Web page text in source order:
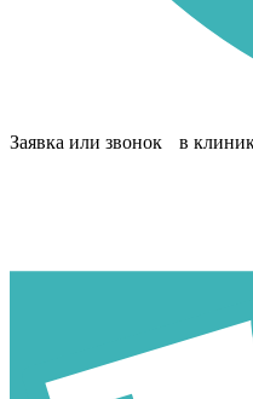
Заявка или звонок в